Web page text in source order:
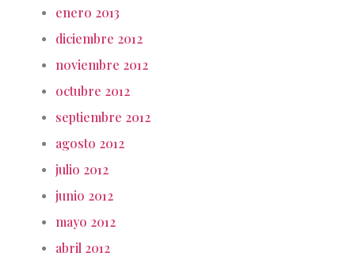
enero 2013
diciembre 2012
noviembre 2012
octubre 2012
septiembre 2012
agosto 2012
julio 2012
junio 2012
mayo 2012
abril 2012